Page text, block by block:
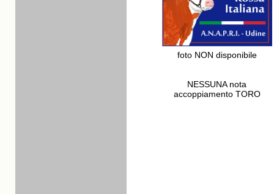
foto NON disponibile
NESSUNA nota
accoppiamento TORO